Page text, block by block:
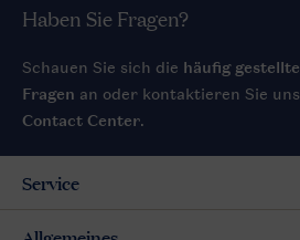
Haben Sie Fragen?
Schauen Sie sich die häufig
Fragen an oder kontaktieren Sie
Contact Center.
Service